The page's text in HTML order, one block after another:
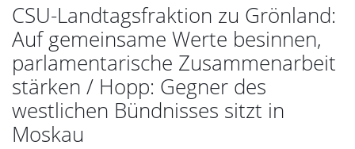
CSU-Landtagsfraktion zu Grönland:
Auf gemeinsame Werte besinnen,
parlamentarische Zusammenarbeit
stärken / Hopp: Gegner des
westlichen Bündnisses sitzt in
Moskau